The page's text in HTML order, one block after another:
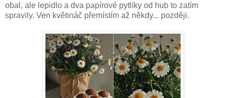
obal, ale lepidlo a dva papírové pytlíky od hub to zatím
spravily. Ven květináč přemístím až někdy... později.